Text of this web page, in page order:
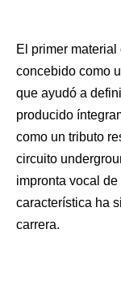
El primer
concebido como
que ayudó a
producido
como un tributo
circuito
impronta vocal
característica ha
carrera.